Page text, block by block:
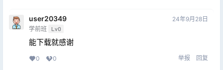
user20349
学前班 Lv0
24年9月28日
能下载就感谢
0 0 举报 回复